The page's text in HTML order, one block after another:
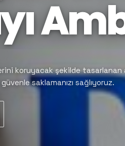
koruyacak şekilde tasarlanan
saklamanızı sağlıyoruz.